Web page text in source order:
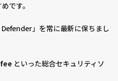
です。
」を常に最新に保ちまし
といった総合セキュリティソ